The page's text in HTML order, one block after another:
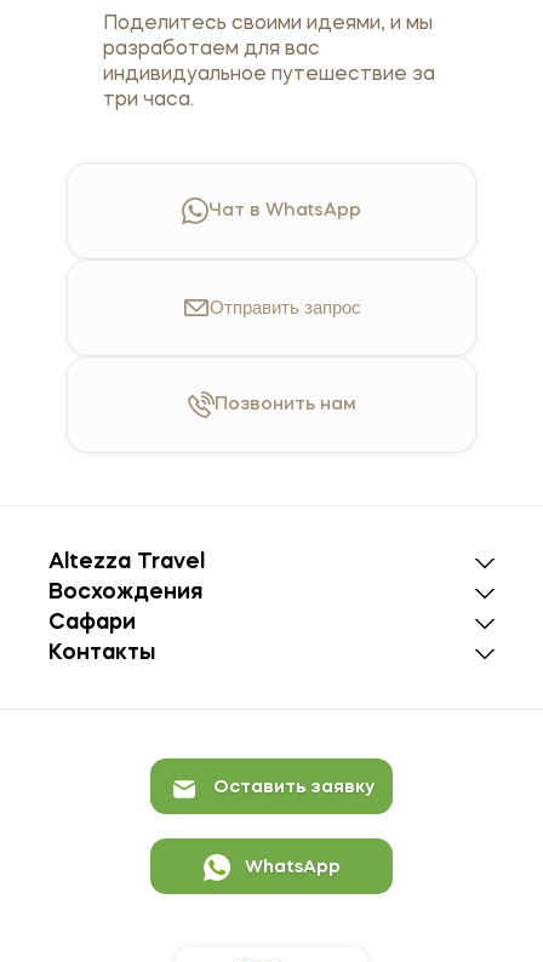
Поделитесь своими идеями, и мы
разработаем для вас
индивидуальное путешествие за
три часа.
Чат в WhatsApp
Отправить запрос
Позвонитьнам
Altezza Travel
Восхождения
Сафари
Контакты
Оставить заявку
WhatsApp